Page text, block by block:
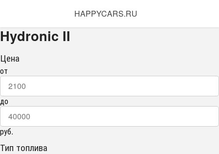
HAPPYCARS.RU
Hydronic II
Цена
от
до
руб.
Тип топлива